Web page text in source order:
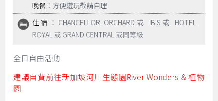
晚餐 ：方便遊玩敬請自理
住宿 ：CHANCELLOR ORCHARD或 IBIS或 HOTEL
ROYAL 或 GRAND CENTRAL 或同等級
全日自由活動
建議自費前往新加坡河川生態園River Wonders & 植物
園